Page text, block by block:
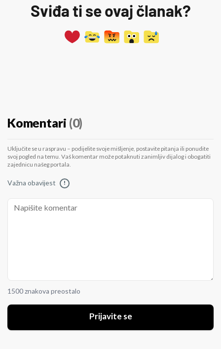
Sviđa ti se ovaj članak?
Komentari (0)
Uključite se u raspravu – podijelite svoje mišljenje, postavite pitanja ili ponudite
svoj pogled na temu. Vaš komentar može potaknuti zanimljiv dijalog i obogatiti
zajednicu našeg portala.
Važna obavijest !
1500 znakova preostalo
Prijavite se